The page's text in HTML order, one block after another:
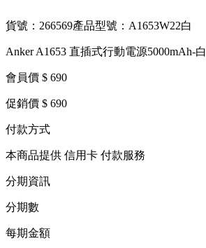
貨號：266569產品型號：A1653W22白
Anker A1653 直插式行動電源5000mAh-白
會員價 $ 690
促銷價 $ 690
付款方式
本商品提供 信用卡 付款服務
分期資訊
分期數
每期金額